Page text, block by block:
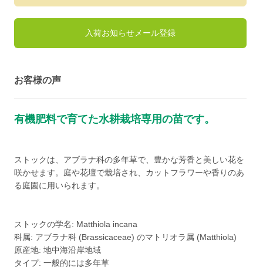
入荷お知らせメール登録
お客様の声
有機肥料で育てた水耕栽培専用の苗です。
ストックは、アブラナ科の多年草で、豊かな芳香と美しい花を
咲かせます。庭や花壇で栽培され、カットフラワーや香りのあ
る庭園に用いられます。
ストックの学名: Matthiola incana
科属: アブラナ科 (Brassicaceae) のマトリオラ属 (Matthiola)
原産地: 地中海沿岸地域
タイプ: 一般的には多年草